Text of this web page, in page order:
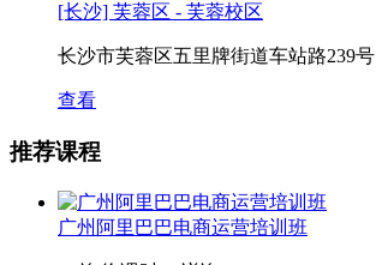
[长沙] 芙蓉区 - 芙蓉校区
长沙市芙蓉区五里牌街道车站路239号
查看
推荐课程
广州阿里巴巴电商运营培训班